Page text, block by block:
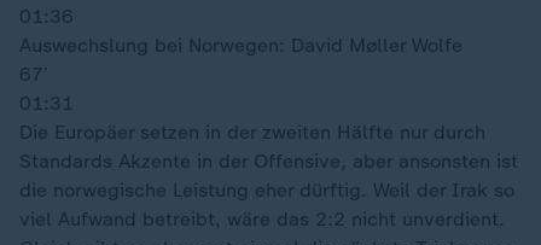
01:36
Auswechslung bei Norwegen: David Møller Wolfe
67′
01:31
Die Europäer setzen in der zweiten Hälfte nur durch
Standards Akzente in der Offensive, aber ansonsten ist
die norwegische Leistung eher dürftig. Weil der Irak so
viel Aufwand betreibt, wäre das 2:2 nicht unverdient.